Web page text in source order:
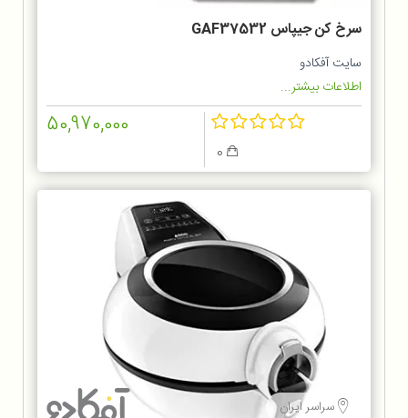
سرخ کن جیپاس GAF37532
سایت آفکادو
اطلاعات بیشتر...
50,970,000
سراسر ایران